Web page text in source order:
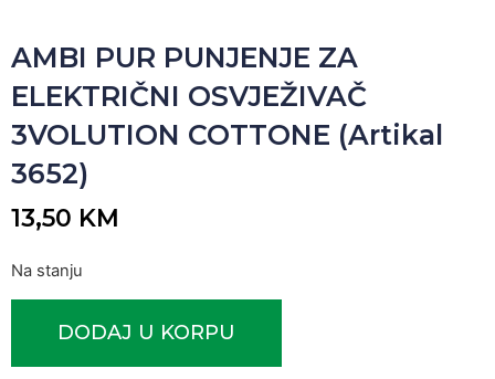
AMBI PUR PUNJENJE ZA
ELEKTRIČNI OSVJEŽIVAČ
3VOLUTION COTTONE (Artikal
3652)
13,50 KM
Na stanju
DODAJ U KORPU